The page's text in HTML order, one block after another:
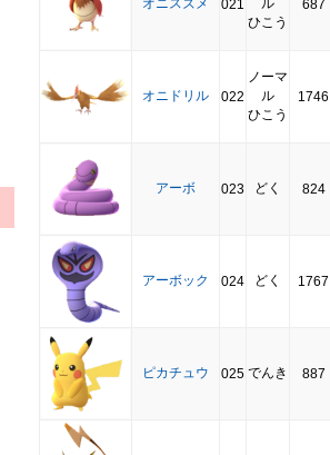
オニスズメ 021
ル
ひこう
687
オニドリル 022
ノーマ
ル
ひこう
1746
アーボ 023 どく 824
アーボック 024 どく 1767
ピカチュウ 025 でんき 887